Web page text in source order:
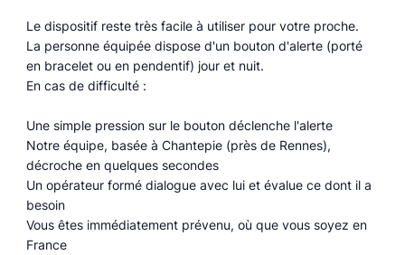
Le dispositif reste très facile à utiliser pour votre proche.
La personne équipée dispose d'un bouton d'alerte (porté
en bracelet ou en pendentif) jour et nuit.
En cas de difficulté :
Une simple pression sur le bouton déclenche l'alerte
Notre équipe, basée à Chantepie (près de Rennes),
décroche en quelques secondes
Un opérateur formé dialogue avec lui et évalue ce dont il a
besoin
Vous êtes immédiatement prévenu, où que vous soyez en
France